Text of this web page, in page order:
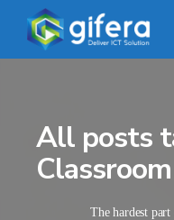
All posts
The hardest